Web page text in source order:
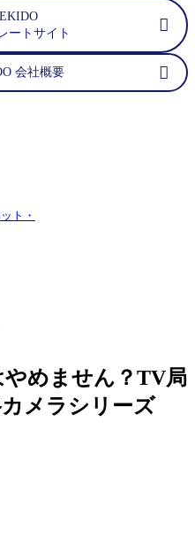
ートサイト
会社概要
ト・
めません？TV局
メラシリーズ